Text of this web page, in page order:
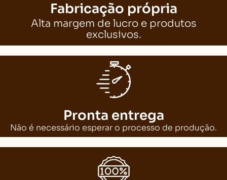
Fabricação própria
Alta margem de lucro e produtos
exclusivos.
Pronta entrega
Não é necessário esperar o processo de produção.